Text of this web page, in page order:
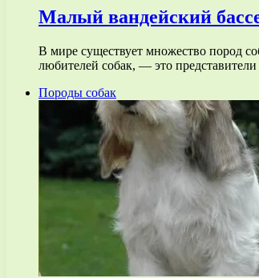
Малый вандейский
В мире существует множество пород
любителей собак, — это
Породы собак